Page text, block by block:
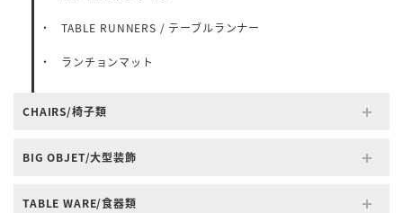
TABLE RUNNERS / テーブルランナー
ランチョンマット
CHAIRS/椅子類
BIG OBJET/大型装飾
TABLE WARE/食器類